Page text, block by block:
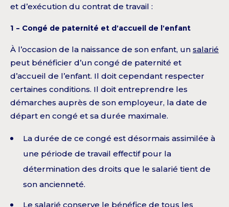
et d’exécution du contrat de travail :
1 – Congé de paternité et d’accueil de l’enfant
À l’occasion de la naissance de son enfant, un salarié
peut bénéficier d’un congé de paternité et
d’accueil de l’enfant. Il doit cependant respecter
certaines conditions. Il doit entreprendre les
démarches auprès de son employeur, la date de
départ en congé et sa durée maximale.
La durée de ce congé est désormais assimilée à
une période de travail effectif pour la
détermination des droits que le salarié tient de
son ancienneté.
Le salarié conserve le bénéfice de tous les